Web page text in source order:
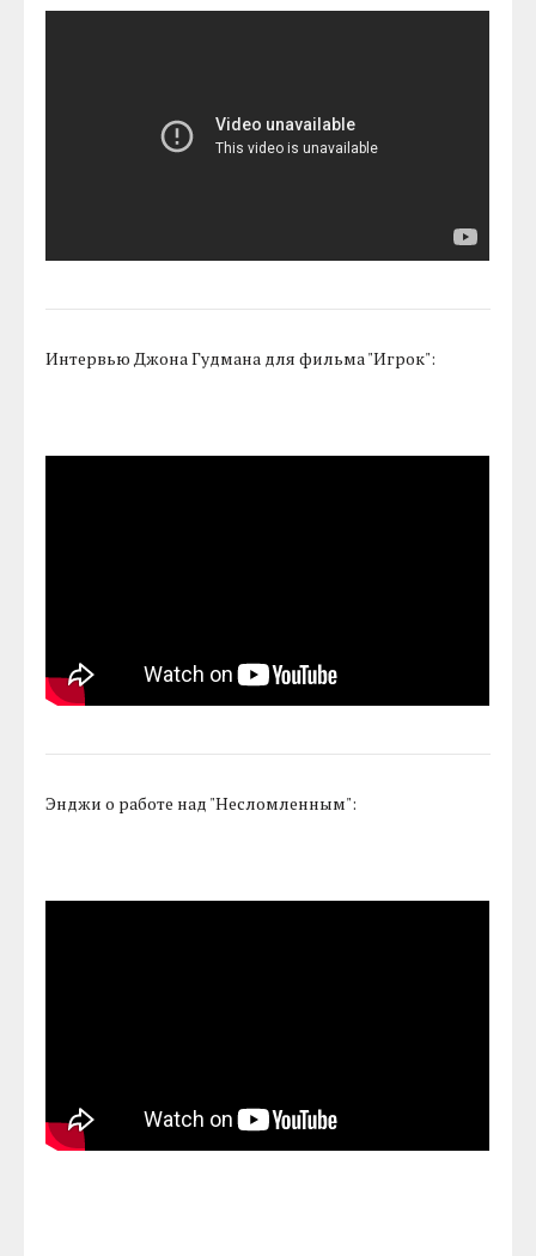
Интервью Джона Гудмана для фильма "Игрок":
Энджи о работе над "Несломленным":